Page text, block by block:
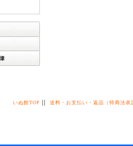
いぬ館TOP || 送料・お支払い・返品（特商法表